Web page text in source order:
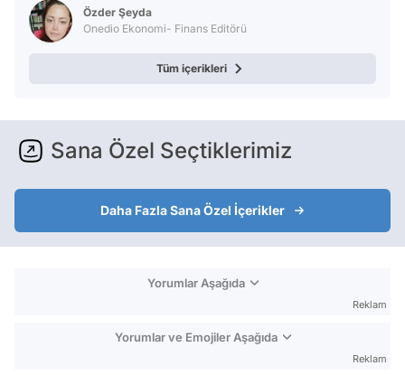
Özder Şeyda
Onedio Ekonomi- Finans Editörü
Tüm içerikleri
Sana Özel Seçtiklerimiz
Daha Fazla Sana Özel İçerikler
Yorumlar Aşağıda
Reklam
Yorumlar ve Emojiler Aşağıda
Reklam